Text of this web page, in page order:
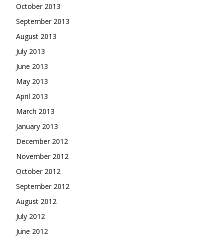
October 2013
September 2013
August 2013
July 2013
June 2013
May 2013
April 2013
March 2013
January 2013
December 2012
November 2012
October 2012
September 2012
August 2012
July 2012
June 2012